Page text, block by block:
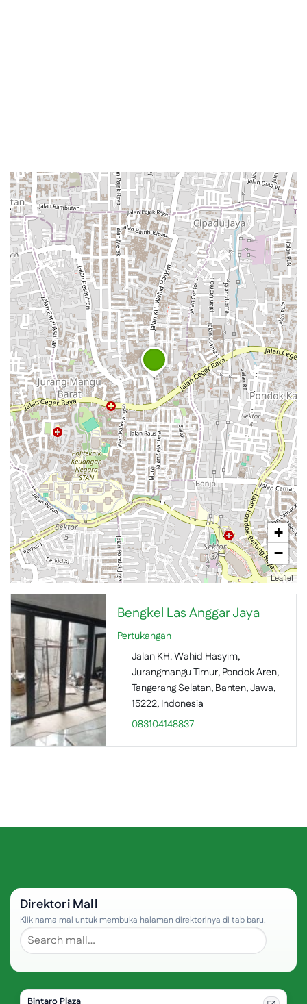
Bengkel Las Anggar Jaya
Pertukangan
Jalan KH. Wahid Hasyim,
Jurangmangu Timur, Pondok Aren,
Tangerang Selatan, Banten, Jawa,
15222, Indonesia
083104148837
+
−
Leaflet
Direktori Mall
Klik nama mal untuk membuka halaman direktorinya di tab baru.